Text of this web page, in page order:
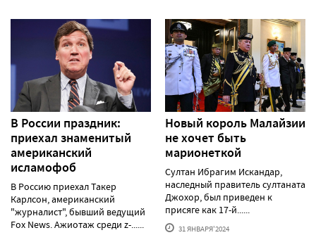
В России праздник:
приехал знаменитый
американский
исламофоб
В Россию приехал Такер
Карлсон, американский
"журналист", бывший ведущий
Fox News. Ажиотаж среди z-......
Новый король Малайзии
не хочет быть
марионеткой
Султан Ибрагим Искандар,
наследный правитель султаната
Джохор, был приведен к
присяге как 17-й......
31 ЯНВАРЯ'2024